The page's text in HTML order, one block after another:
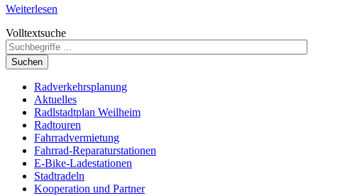
Weiterlesen
Volltextsuche
Suchen
Radverkehrsplanung
Aktuelles
Radlstadtplan Weilheim
Radtouren
Fahrradvermietung
Fahrrad-Reparaturstationen
E-Bike-Ladestationen
Stadtradeln
Kooperation und Partner